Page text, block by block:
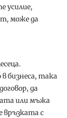
усилие,
може да
бизнеса, така
да
или мъжа
връзката с